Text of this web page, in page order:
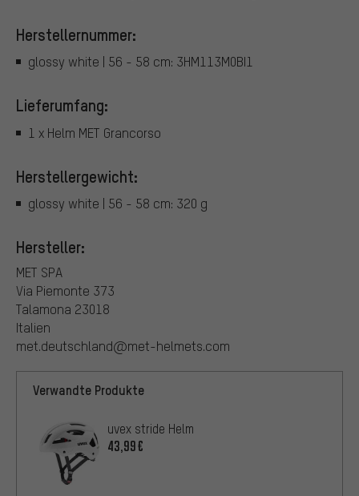
Herstellernummer:
glossy white | 56 - 58 cm: 3HM113M0BI1
Lieferumfang:
1 x Helm MET Grancorso
Herstellergewicht:
glossy white | 56 - 58 cm: 320 g
Hersteller:
MET SPA
Via Piemonte 373
Talamona 23018
Italien
met.deutschland@met-helmets.com
Verwandte Produkte
uvex stride Helm
43,99€